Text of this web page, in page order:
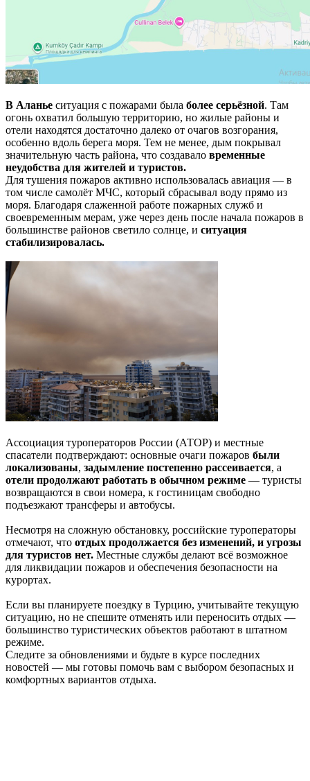
В Аланье ситуация с пожарами была более серьёзной. Там
огонь охватил большую территорию, но жилые районы и
отели находятся достаточно далеко от очагов возгорания,
особенно вдоль берега моря. Тем не менее, дым покрывал
значительную часть района, что создавало временные
неудобства для жителей и туристов.
Для тушения пожаров активно использовалась авиация — в
том числе самолёт МЧС, который сбрасывал воду прямо из
моря. Благодаря слаженной работе пожарных служб и
своевременным мерам, уже через день после начала пожаров в
большинстве районов светило солнце, и ситуация
стабилизировалась.
Ассоциация туроператоров России (АТОР) и местные
спасатели подтверждают: основные очаги пожаров были
локализованы, задымление постепенно рассеивается, а
отели продолжают работать в обычном режиме — туристы
возвращаются в свои номера, к гостиницам свободно
подъезжают трансферы и автобусы.
Несмотря на сложную обстановку, российские туроператоры
отмечают, что отдых продолжается без изменений, и угрозы
для туристов нет. Местные службы делают всё возможное
для ликвидации пожаров и обеспечения безопасности на
курортах.
Если вы планируете поездку в Турцию, учитывайте текущую
ситуацию, но не спешите отменять или переносить отдых —
большинство туристических объектов работают в штатном
режиме.
Следите за обновлениями и будьте в курсе последних
новостей — мы готовы помочь вам с выбором безопасных и
комфортных вариантов отдыха.